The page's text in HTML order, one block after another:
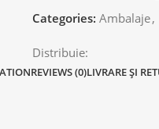
Categories: Ambalaje,
Distribuie:
REVIEWS (0)LIVRARE ȘI